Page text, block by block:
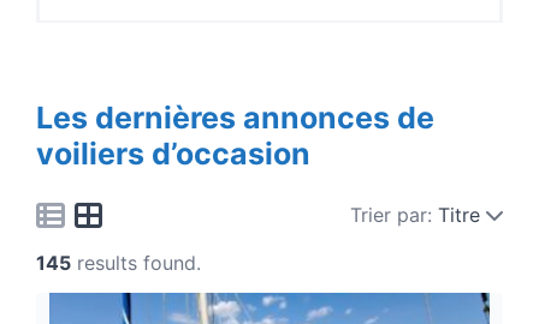
Les dernières annonces de
voiliers d’occasion
Trier par: Titre
145 results found.